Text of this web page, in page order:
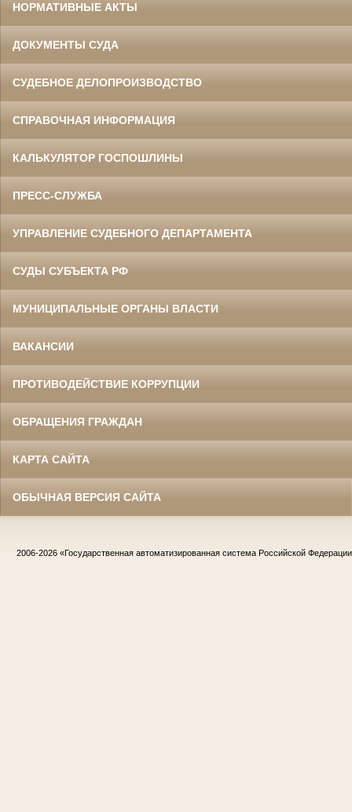
НОРМАТИВНЫЕ АКТЫ
ДОКУМЕНТЫ СУДА
СУДЕБНОЕ ДЕЛОПРОИЗВОДСТВО
СПРАВОЧНАЯ ИНФОРМАЦИЯ
КАЛЬКУЛЯТОР ГОСПОШЛИНЫ
ПРЕСС-СЛУЖБА
УПРАВЛЕНИЕ СУДЕБНОГО ДЕПАРТАМЕНТА
СУДЫ СУБЪЕКТА РФ
МУНИЦИПАЛЬНЫЕ ОРГАНЫ ВЛАСТИ
ВАКАНСИИ
ПРОТИВОДЕЙСТВИЕ КОРРУПЦИИ
ОБРАЩЕНИЯ ГРАЖДАН
КАРТА САЙТА
ОБЫЧНАЯ ВЕРСИЯ САЙТА
2006-2026 «Государственная автоматизированная система Российской